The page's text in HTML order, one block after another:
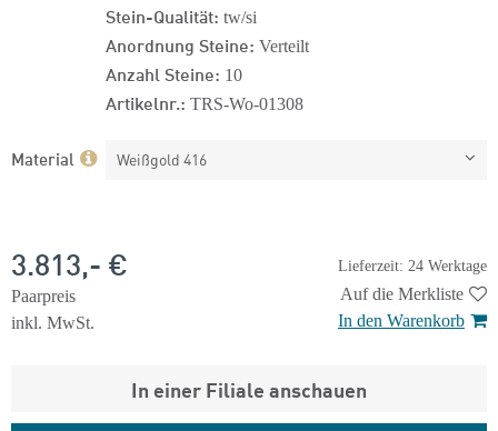
Stein-Qualität: tw/si
Anordnung Steine: Verteilt
Anzahl Steine: 10
Artikelnr.: TRS-Wo-01308
Material Weißgold 416
Lieferzeit: 24 Werktage
3.813,- €
Paarpreis
inkl. MwSt.
Auf die Merkliste
In den Warenkorb
In einer Filiale anschauen